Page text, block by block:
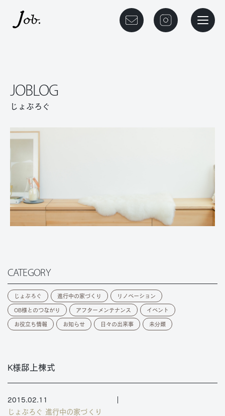
メニュ
JOBLOG
じょぶろぐ
CATEGORY
じょぶろぐ 進行中の家づくり リノベーション
OB様とのつながり アフターメンテナンス イベント
お役立ち情報 お知らせ 日々の出来事 未分類
K様邸上棟式
2015.02.11
じょぶろぐ 進行中の家づくり